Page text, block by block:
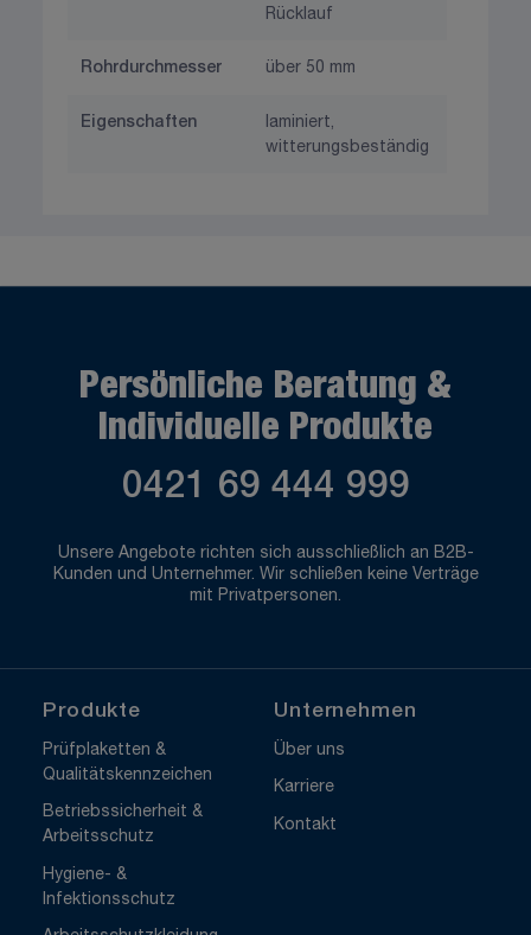
Rücklauf
Rohrdurchmesser über 50 mm
Eigenschaften
laminiert,
witterungsbeständig
Persönliche Beratung &
Individuelle Produkte
0421 69 444 999
Unsere Angebote richten sich ausschließlich an B2B-
Kunden und Unternehmer. Wir schließen keine Verträge
mit Privatpersonen.
Produkte
Prüfplaketten &
Qualitätskennzeichen
Betriebssicherheit &
Arbeitsschutz
Hygiene- &
Infektionsschutz
Unternehmen
Über uns
Karriere
Kontakt